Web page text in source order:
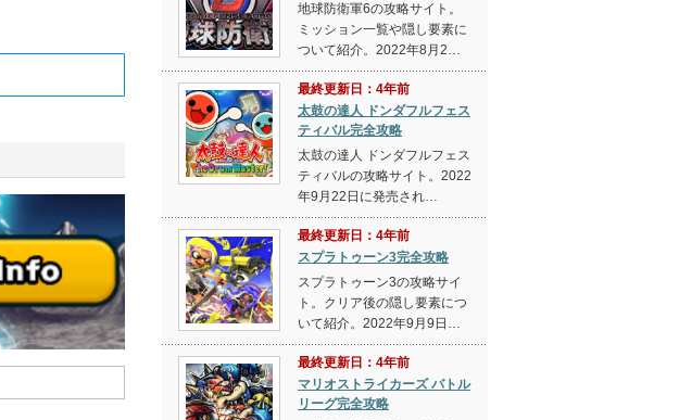
地球防衛軍6の攻略サイト。
ミッション一覧や隠し要素に
ついて紹介。2022年8月2…
最終更新日：4年前
太鼓の達人 ドンダフルフェス
ティバル完全攻略
太鼓の達人 ドンダフルフェス
ティバルの攻略サイト。2022
年9月22日に発売され…
最終更新日：4年前
スプラトゥーン3完全攻略
スプラトゥーン3の攻略サイ
ト。クリア後の隠し要素につ
いて紹介。2022年9月9日…
最終更新日：4年前
マリオストライカーズ バトル
リーグ完全攻略